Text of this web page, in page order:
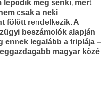
lepődik meg senki, mert
csak a neki
fölött rendelkezik. A
beszámolók alapján
ennek legalább a triplája –
magyar közé